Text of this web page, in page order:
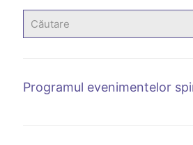
Programul evenimentelor